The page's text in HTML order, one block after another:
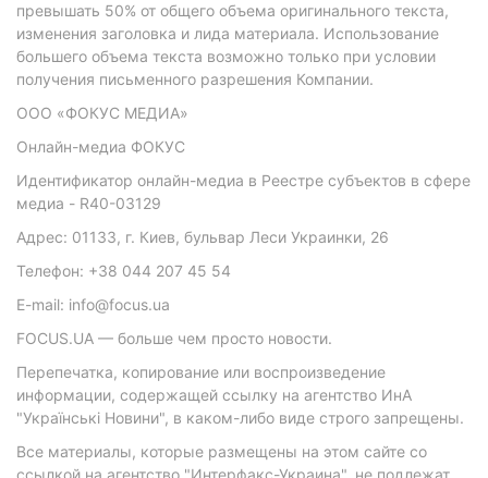
превышать 50% от общего объема оригинального текста,
изменения заголовка и лида материала. Использование
большего объема текста возможно только при условии
получения письменного разрешения Компании.
ООО «ФОКУС МЕДИА»
Онлайн-медиа ФОКУС
Идентификатор онлайн-медиа в Реестре субъектов в сфере
медиа - R40-03129
Адрес: 01133, г. Киев, бульвар Леси Украинки, 26
Телефон: +38 044 207 45 54
E-mail: info@focus.ua
FOCUS.UA — больше чем просто новости.
Перепечатка, копирование или воспроизведение
информации, содержащей ссылку на агентство ИнА
"Українські Новини", в каком-либо виде строго запрещены.
Все материалы, которые размещены на этом сайте со
ссылкой на агентство "Интерфакс-Украина", не подлежат